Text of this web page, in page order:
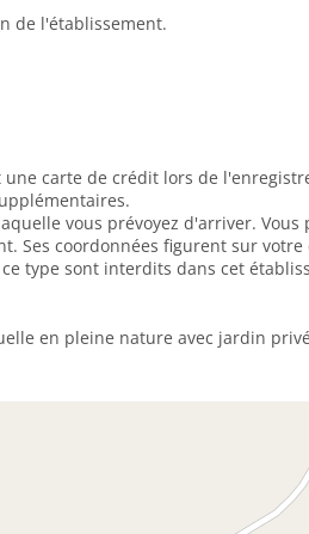
de l'établissement.
carte de crédit lors de
vous prévoyez d'arriver.
Ses coordonnées figurent sur
type sont interdits dans cet
en pleine nature avec jardin privé